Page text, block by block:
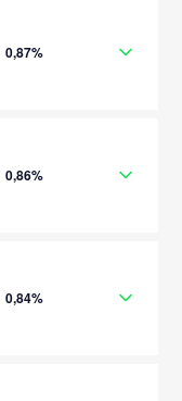
0,87%
0,86%
0,84%